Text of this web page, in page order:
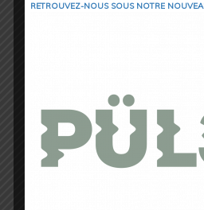
RETROUVEZ-NOUS SOUS NOTRE